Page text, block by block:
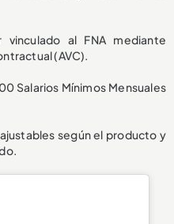
vinculado al FNA mediante
(AVC).
Salarios Mínimos Mensuales
según el producto y